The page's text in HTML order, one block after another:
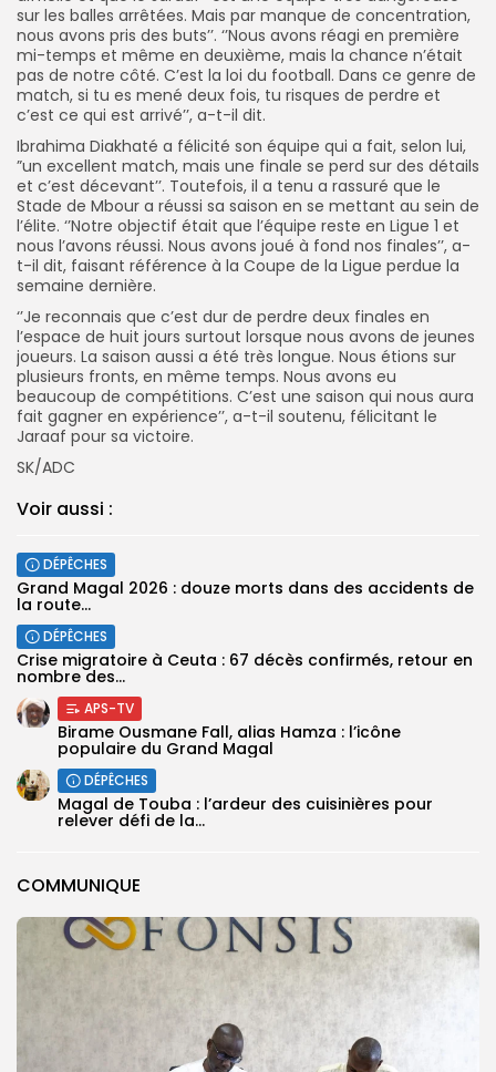
COMMUNIQUE
sur les balles arrêtées. Mais par manque de concentration,
nous avons pris des buts’’. ‘’Nous avons réagi en première
mi-temps et même en deuxième, mais la chance n’était
pas de notre côté. C’est la loi du football. Dans ce genre de
match, si tu es mené deux fois, tu risques de perdre et
c’est ce qui est arrivé’’, a-t-il dit.
Ibrahima Diakhaté a félicité son équipe qui a fait, selon lui,
”un excellent match, mais une finale se perd sur des détails
et c’est décevant’’. Toutefois, il a tenu a rassuré que le
Stade de Mbour a réussi sa saison en se mettant au sein de
l’élite. ‘’Notre objectif était que l’équipe reste en Ligue 1 et
nous l’avons réussi. Nous avons joué à fond nos finales’’, a-
t-il dit, faisant référence à la Coupe de la Ligue perdue la
semaine dernière.
‘’Je reconnais que c’est dur de perdre deux finales en
l’espace de huit jours surtout lorsque nous avons de jeunes
joueurs. La saison aussi a été très longue. Nous étions sur
plusieurs fronts, en même temps. Nous avons eu
beaucoup de compétitions. C’est une saison qui nous aura
fait gagner en expérience’’, a-t-il soutenu, félicitant le
Jaraaf pour sa victoire.
SK/ADC
Voir aussi :
DÉPÊCHES
Grand Magal 2026 : douze morts dans des accidents de
la route...
DÉPÊCHES
Crise migratoire à Ceuta : 67 décès confirmés, retour en
nombre des...
APS-TV
Birame Ousmane Fall, alias Hamza : l’icône
populaire du Grand Magal
DÉPÊCHES
Magal de Touba : l’ardeur des cuisinières pour
relever défi de la...